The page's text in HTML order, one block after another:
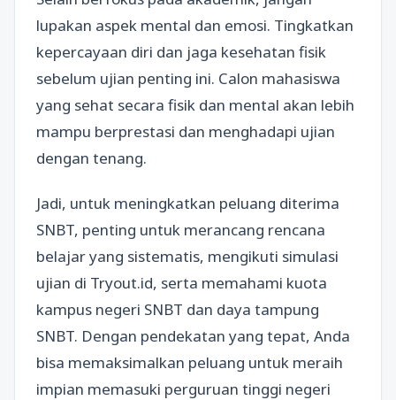
lupakan aspek mental dan emosi. Tingkatkan
kepercayaan diri dan jaga kesehatan fisik
sebelum ujian penting ini. Calon mahasiswa
yang sehat secara fisik dan mental akan lebih
mampu berprestasi dan menghadapi ujian
dengan tenang.
Jadi, untuk meningkatkan peluang diterima
SNBT, penting untuk merancang rencana
belajar yang sistematis, mengikuti simulasi
ujian di Tryout.id, serta memahami kuota
kampus negeri SNBT dan daya tampung
SNBT. Dengan pendekatan yang tepat, Anda
bisa memaksimalkan peluang untuk meraih
impian memasuki perguruan tinggi negeri